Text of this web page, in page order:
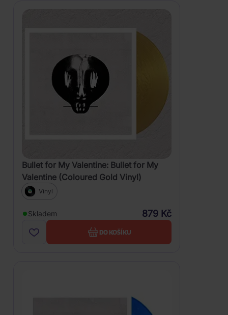
Bullet for My Valentine: Bullet for My
Valentine (Coloured Gold Vinyl)
Vinyl
Skladem 879 Kč
DO KOŠÍKU